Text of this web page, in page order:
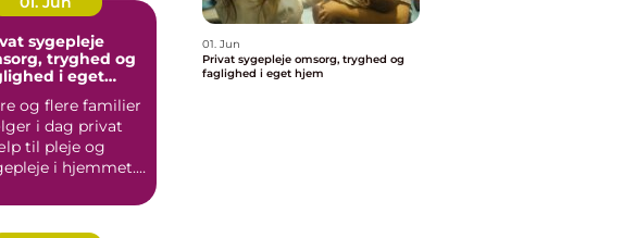
sygepleje
tryghed og
i eget
og flere familier
i dag privat
til pleje og
i hjemmet.
01. Jun
Privat sygepleje omsorg, tryghed og
faglighed i eget hjem